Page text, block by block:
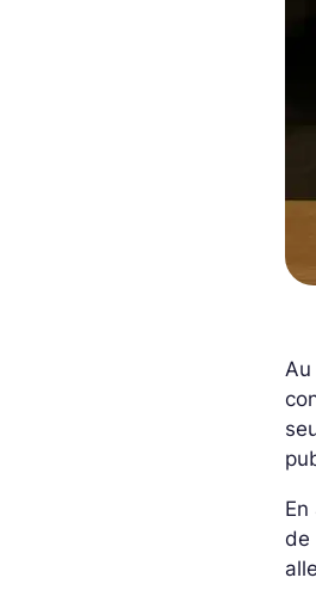
de